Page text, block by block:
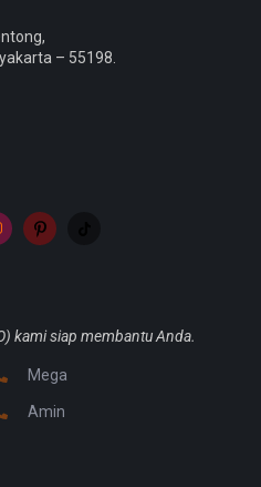
– 55198.
kami siap membantu Anda.
Mega
Amin